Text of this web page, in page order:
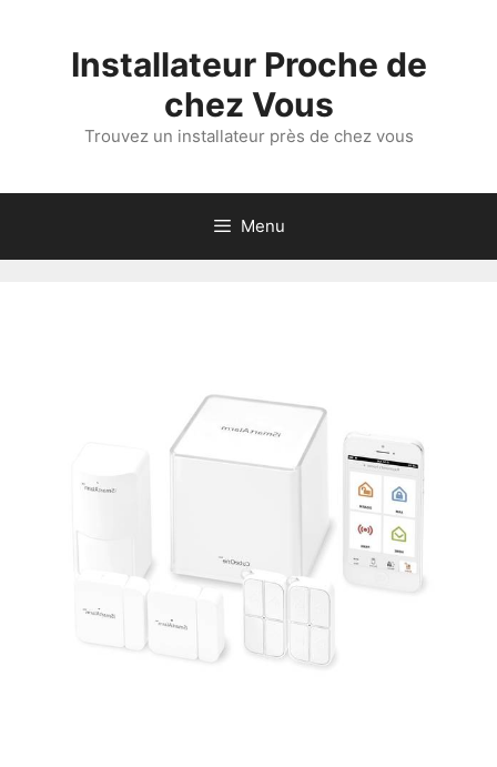
Installateur Proche de
chez Vous
Trouvez un installateur près de chez vous
Menu